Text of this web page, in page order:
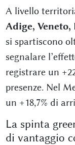
A livello
Adige,
si spartiscono
segnalare
registrare un
presenze. Nel
un +18,7% di
La spinta
di vantaggio